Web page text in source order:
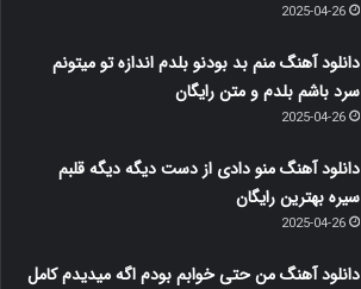
2025-04-26
دانلود آهنگ منم بد بودنو بلدم اندازه تو میتونم
سرد باشم بلدم و متن رایگان
2025-04-26
دانلود آهنگ منو دادی از دست دیگه دیگه قلبم
سیره بهترین رایگان
2025-04-26
دانلود آهنگ من حتی خوابم بودم اگه میدیدم کامل